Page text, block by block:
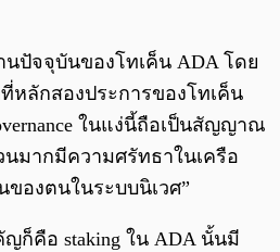
นปัจจุบันของโทเค็น ADA โดย
หลักสองประการของโทเค็น
ในแง่นี้ถือเป็นสัญญาณ
มากมีความศรัทธาในเครือ
ของตนในระบบนิเวศ”
ญก็คือ staking ใน ADA นั้นมี